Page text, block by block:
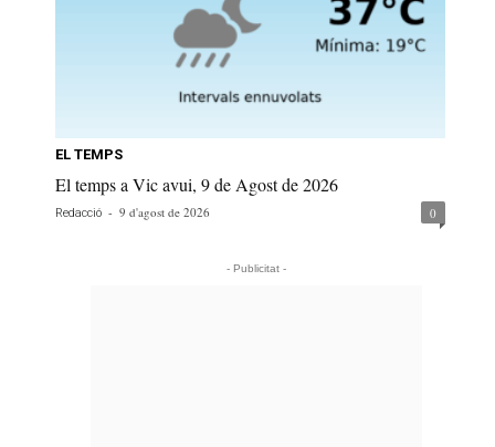
EL TEMPS
El temps a Vic avui, 9 de Agost de 2026
Redacció - 9 d'agost de 2026 0
- Publicitat -